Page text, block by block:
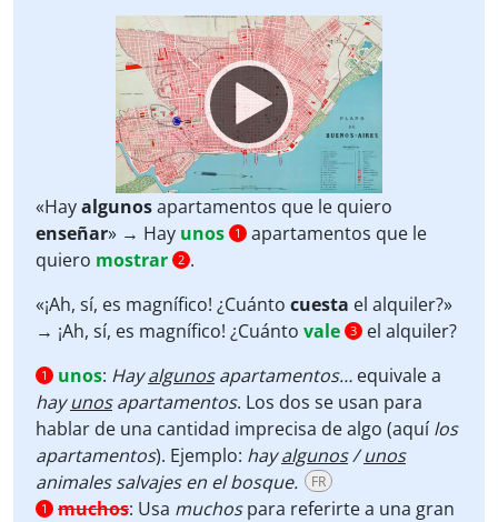
Video
Player
«Hayalgunosapartamentos que le quiero
enseñar» → Hay unos 1
apartamentos que le
quiero mostrar 2 .
«¡Ah, sí, es magnífico! ¿Cuánto cuesta el alquiler?»
→ ¡Ah, sí, es magnífico! ¿Cuánto vale 3 el alquiler?
1 unos: Hayalgunosapartamentos… equivale a
hayunosapartamentos. Los dos se usan para
hablar de una cantidad imprecisa de algo (aquílos
apartamentos). Ejemplo: hayalgunos/unos
animales salvajes en el bosque.
FR
1 muchos: Usa muchospara referirte a una gran